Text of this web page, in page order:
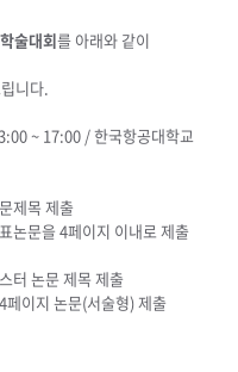
술대회를 아래와 같이
니다.
~ 17:00 / 한국항공대학교
제목 제출
논문을 4페이지 이내로 제출
터 논문 제목 제출
이지 논문(서술형) 제출